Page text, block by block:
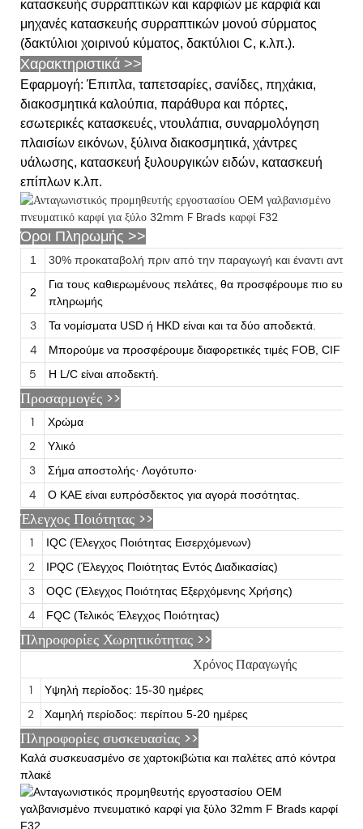
κατασκευής συρραπτικών και καρφιών με καρφιά και
μηχανές κατασκευής συρραπτικών μονού σύρματος
(δακτύλιοι χοιρινού κύματος, δακτύλιοι C, κ.λπ.).
Χαρακτηριστικά >>
Εφαρμογή: Έπιπλα, ταπετσαρίες, σανίδες, πηχάκια,
διακοσμητικά καλούπια, παράθυρα και πόρτες,
εσωτερικές κατασκευές, ντουλάπια, συναρμολόγηση
πλαισίων εικόνων, ξύλινα διακοσμητικά, χάντρες
υάλωσης, κατασκευή ξυλουργικών ειδών, κατασκευή
επίπλων κ.λπ.
Όροι Πληρωμής >>
1 30% προκαταβολή πριν από την παραγωγή και έναντι
2
Για τους καθιερωμένους πελάτες, θα προσφέρουμε πιο
πληρωμής
3 Τα νομίσματα USD ή HKD είναι και τα δύο αποδεκτά.
4 Μπορούμε να προσφέρουμε διαφορετικές τιμές FOB, CIF και
5 Η L/C είναι αποδεκτή.
Προσαρμογές >>
1 Χρώμα
2 Υλικό
3 Σήμα αποστολής· Λογότυπο·
4 Ο ΚΑΕ είναι ευπρόσδεκτος για αγορά ποσότητας.
Έλεγχος Ποιότητας >>
1 IQC (Έλεγχος Ποιότητας Εισερχόμενων)
2 IPQC (Έλεγχος Ποιότητας Εντός Διαδικασίας)
3 OQC (Έλεγχος Ποιότητας Εξερχόμενης Χρήσης)
4 FQC (Τελικός Έλεγχος Ποιότητας)
Πληροφορίες Χωρητικότητας >>
Χρόνος Παραγωγής
1 Υψηλή περίοδος: 15-30 ημέρες
2 Χαμηλή περίοδος: περίπου 5-20 ημέρες
Πληροφορίες συσκευασίας >>
Καλά συσκευασμένο σε χαρτοκιβώτια και παλέτες από κόντρα
πλακέ